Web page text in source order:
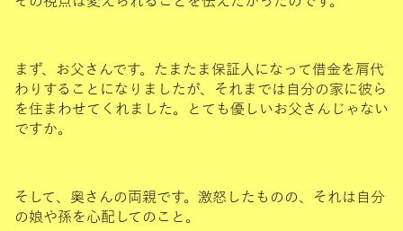
まず、お父さんです。たまたま保証人になって借金を肩代
わりすることになりましたが、それまでは自分の家に彼ら
を住まわせてくれました。とても優しいお父さんじゃない
ですか。
そして、奥さんの両親です。激怒したものの、それは自分
の娘や孫を心配してのこと。